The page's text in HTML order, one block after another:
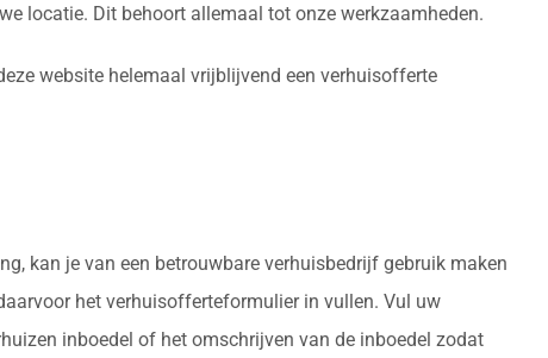
locatie. Dit behoort allemaal tot onze werkzaamheden.
website helemaal vrijblijvend een verhuisofferte
kan je van een betrouwbare verhuisbedrijf gebruik maken
het verhuisofferteformulier in vullen. Vul uw
inboedel of het omschrijven van de inboedel zodat